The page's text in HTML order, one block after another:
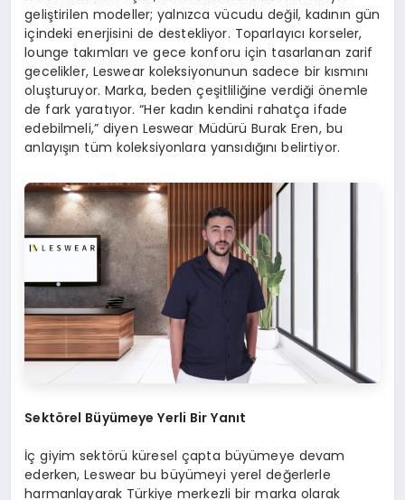
geliştirilen modeller; yalnızca vücudu değil, kadının gün
içindeki enerjisini de destekliyor. Toparlayıcı korseler,
lounge takımları ve gece konforu için tasarlanan zarif
gecelikler, Leswear koleksiyonunun sadece bir kısmını
oluşturuyor. Marka, beden çeşitliliğine verdiği önemle
de fark yaratıyor. “Her kadın kendini rahatça ifade
edebilmeli,” diyen Leswear Müdürü Burak Eren, bu
anlayışın tüm koleksiyonlara yansıdığını belirtiyor.
Sektörel Büyümeye Yerli Bir Yanıt
İç giyim sektörü küresel çapta büyümeye devam
ederken, Leswear bu büyümeyi yerel değerlerle
harmanlayarak Türkiye merkezli bir marka olarak